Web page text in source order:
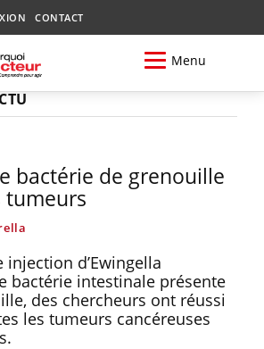
CONTACT
Menu
bactérie de grenouille
tumeurs
injection d’Ewingella
bactérie intestinale présente
des chercheurs ont réussi
les tumeurs cancéreuses